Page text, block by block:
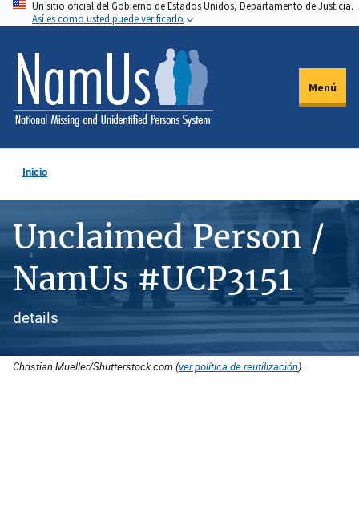
Pasar
al
contenido
principal
Un sitio oficial del Gobierno de Estados Unidos, Departamento de Justicia.
Así es como usted puede verificarlo
Menú
Inicio
Unclaimed Person /
NamUs #UCP3151
details
Christian Mueller/Shutterstock.com (ver política de reutilización).